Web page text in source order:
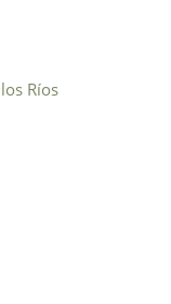
Ríos